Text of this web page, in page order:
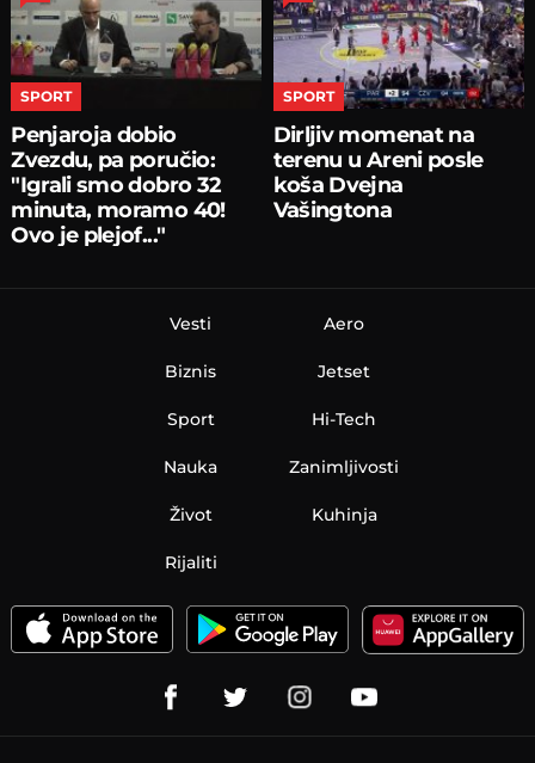
SPORT
Penjaroja dobio
Zvezdu, pa poručio:
"Igrali smo dobro 32
minuta, moramo 40!
Ovo je plejof..."
SPORT
Dirljiv momenat na
terenu u Areni posle
koša Dvejna
Vašingtona
Vesti
Biznis
Sport
Nauka
Aero
Jetset
Hi-Tech
Zanimljivosti
Život Kuhinja
Rijaliti